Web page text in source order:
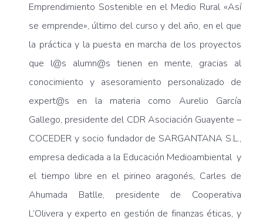
Emprendimiento Sostenible en el Medio Rural «Así
se emprende», último del curso y del año, en el que
la práctica y la puesta en marcha de los proyectos
que l@s alumn@s tienen en mente, gracias al
conocimiento y asesoramiento personalizado de
expert@s en la materia como Aurelio García
Gallego, presidente del CDR Asociación Guayente –
COCEDER y socio fundador de SARGANTANA S.L.,
empresa dedicada a la Educación Medioambiental y
el tiempo libre en el pirineo aragonés, Carles de
Ahumada Batlle, presidente de Cooperativa
L’Olivera y experto en gestión de finanzas éticas, y